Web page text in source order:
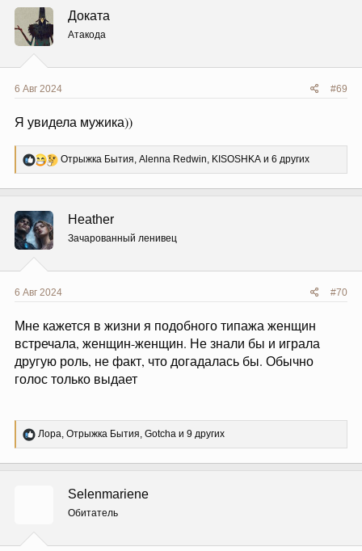
ц
и
и
:
Доката
Атакода
6 Авг 2024 #69
Я увидела мужика))
Р
е
Отрыжка Бытия, Alenna Redwin, KISOSHKA и 6 других
Heather
Зачарованный ленивец
6 Авг 2024 #70
Мне кажется в жизни я подобного типажа женщин
встречала, женщин-женщин. Не знали бы и играла
другую роль, не факт, что догадалась бы. Обычно
голос только выдает